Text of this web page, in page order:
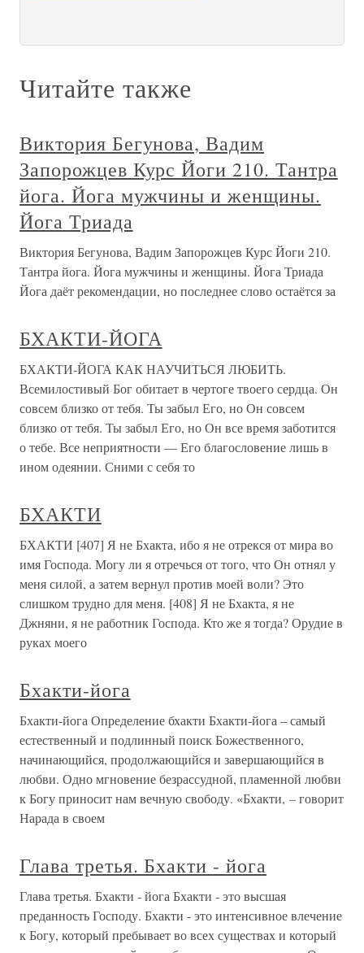
Читайте также
Виктория Бегунова, Вадим
Запорожцев Курс Йоги 210. Тантра
йога. Йога мужчины и женщины.
Йога Триада
Виктория Бегунова, Вадим Запорожцев Курс Йоги 210.
Тантра йога. Йога мужчины и женщины. Йога Триада
Йога даёт рекомендации, но последнее слово остаётся за
БХАКТИ-ЙОГА
БХАКТИ-ЙОГА КАК НАУЧИТЬСЯ ЛЮБИТЬ.
Всемилостивый Бог обитает в чертоге твоего сердца. Он
совсем близко от тебя. Ты забыл Его, но Он совсем
близко от тебя. Ты забыл Его, но Он все время заботится
о тебе. Все неприятности — Его благословение лишь в
ином одеянии. Сними с себя то
БХАКТИ
БХАКТИ [407] Я не Бхакта, ибо я не отрекся от мира во
имя Господа. Могу ли я отречься от того, что Он отнял у
меня силой, а затем вернул против моей воли? Это
слишком трудно для меня. [408] Я не Бхакта, я не
Джняни, я не работник Господа. Кто же я тогда? Орудие в
руках моего
Бхакти-йога
Бхакти-йога Определение бхакти Бхакти-йога – самый
естественный и подлинный поиск Божественного,
начинающийся, продолжающийся и завершающийся в
любви. Одно мгновение безрассудной, пламенной любви
к Богу приносит нам вечную свободу. «Бхакти, – говорит
Нарада в своем
Глава третья. Бхакти - йога
Глава третья. Бхакти - йога Бхакти - это высшая
преданность Господу. Бхакти - это интенсивное влечение
к Богу, который пребывает во всех существах и который